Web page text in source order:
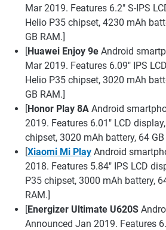
Mar 2019. Features 6.2″ S-IPS
Helio P35 chipset, 4230 mAh
GB RAM.]
[Huawei Enjoy 9e Android
Mar 2019. Features 6.09″ IPS
Helio P35 chipset, 3020 mAh
GB RAM.]
[Honor Play 8A Android
2019. Features 6.01″ LCD
chipset, 3020 mAh battery, 64
[Xiaomi Mi Play Android
2018. Features 5.84″ IPS LCD
P35 chipset, 3000 mAh battery,
RAM.]
[Energizer Ultimate U620S
Announced Jan 2019. Features